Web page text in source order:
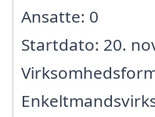
Ansatte: 0
Startdato: 20.